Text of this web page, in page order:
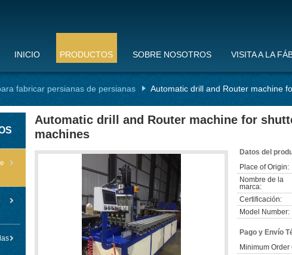
INICIO PRODUCTOS SOBRE NOSOTROS VISITA A LA
fabricar persianas de persianas Automatic drill and Router machine
Automatic drill and Router machine for
machines
Datos del
Place of Origin:
Nombre de la
marca:
Certificación:
Model Number:
Pago y Envío
Minimum Order